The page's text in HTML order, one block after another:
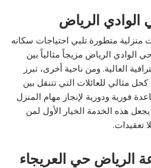
الوادي الرياض
منزلية متطورة تلبي احتياجات سكانه
الوادي الرياض مزيجاً مثالياً بين
العالية. ومن ناحية أخرى، تبرز
مثالي للعائلات التي تتنقل بين
فورية ودورية لإنجاز مهام المنزل
هذه الخدمة الخيار الأول لمن
تعقيدات.
الرياض حي العريجاء